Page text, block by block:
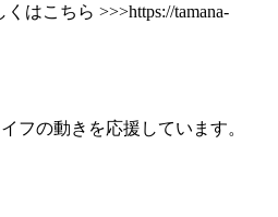
はこちら >>>https://tamana-
フの動きを応援しています。